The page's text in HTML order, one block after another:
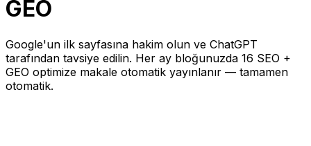
GEO
Google'un ilk sayfasına hakim olun ve ChatGPT
tarafından tavsiye edilin. Her ay bloğunuzda 16 SEO +
GEO optimize makale otomatik yayınlanır — tamamen
otomatik.